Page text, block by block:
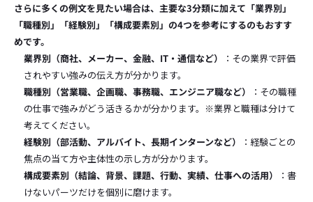
さらに多くの例文を見たい場合は、主要な3分類に加えて「業界別」
「職種別」「経験別」「構成要素別」の4つを参考にするのもおすす
めです。
業界別（商社、メーカー、金融、IT・通信など）
：その業界で評価
されやすい強みの伝え方が分かります。
職種別（営業職、企画職、事務職、エンジニア職など）
：その職種
の仕事で強みがどう活きるかが分かります。※業界と職種は分けて
考えてください。
経験別（部活動、アルバイト、長期インターンなど）
：経験ごとの
焦点の当て方や主体性の示し方が分かります。
構成要素別（結論、背景、課題、行動、実績、仕事への活用）
：書
けないパーツだけを個別に磨けます。